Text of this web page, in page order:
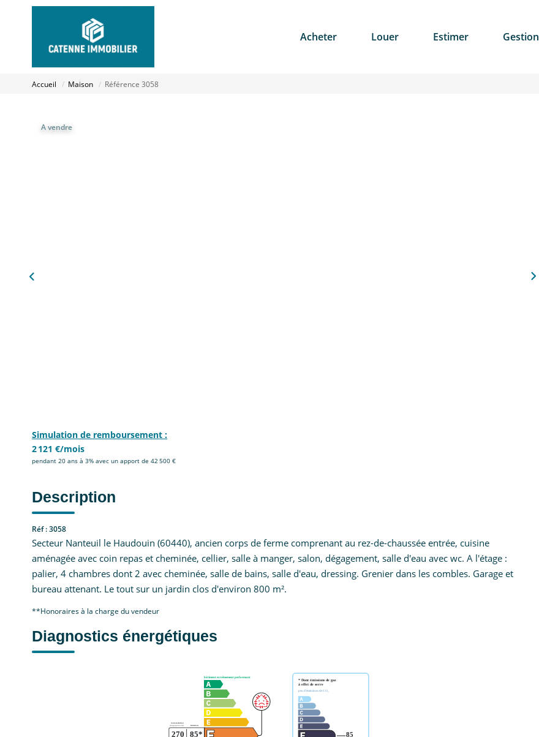
Acheter Louer Estimer Gestion
Accueil Maison Référence 3058
A vendre
Simulation de remboursement :
2 121 €/mois
pendant 20 ans à 3% avec un apport de 42 500 €
Description
Réf : 3058
Secteur Nanteuil le Haudouin (60440), ancien corps de ferme comprenant au rez-de-chaussée entrée, cuisine
aménagée avec coin repas et cheminée, cellier, salle à manger, salon, dégagement, salle d'eau avec wc. A l'étage :
palier, 4 chambres dont 2 avec cheminée, salle de bains, salle d'eau, dressing. Grenier dans les combles. Garage et
bureau attenant. Le tout sur un jardin clos d'environ 800 m².
**Honoraires à la charge du vendeur
Diagnostics énergétiques